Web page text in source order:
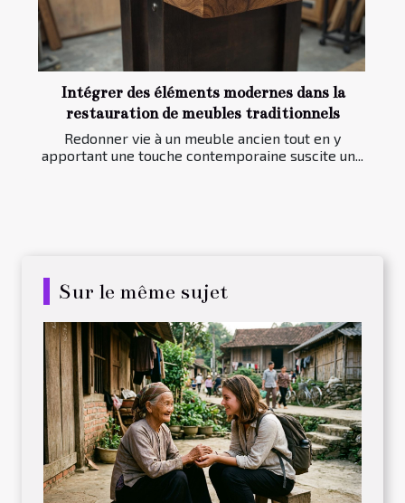
Intégrer des éléments modernes dans la
restauration de meubles traditionnels
Redonner vie à un meuble ancien tout en y
apportant une touche contemporaine suscite un...
Sur le même sujet